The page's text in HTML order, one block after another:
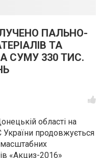
ПАЛЬНО-
ТА
СУМУ 330 ТИС.
області на
продовжується
«Акциз-2016»